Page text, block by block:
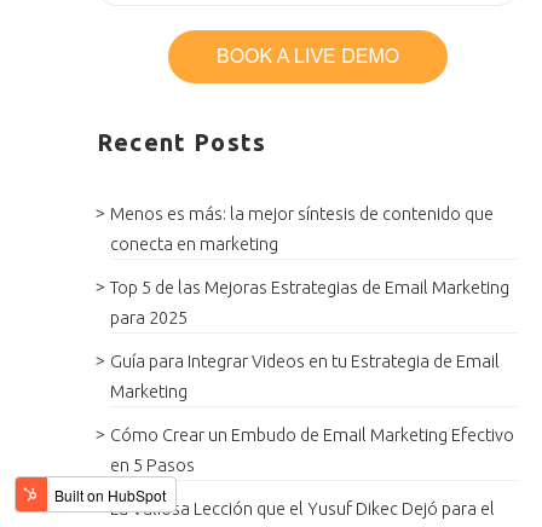
Recent Posts
Menos es más: la mejor síntesis de contenido que
conecta en marketing
Top 5 de las Mejoras Estrategias de Email Marketing
para 2025
Guía para Integrar Videos en tu Estrategia de Email
Marketing
Cómo Crear un Embudo de Email Marketing Efectivo
en 5 Pasos
La Valiosa Lección que el Yusuf Dikec Dejó para el